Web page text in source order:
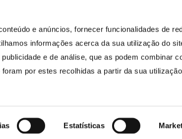
e anúncios, fornecer funcionalidades de
informações acerca da sua utilização do
e de análise, que as podem combinar
por estes recolhidas a partir da sua
Estatísticas
Acessibilidade
LIVRO DE RECLAMAÇÕES